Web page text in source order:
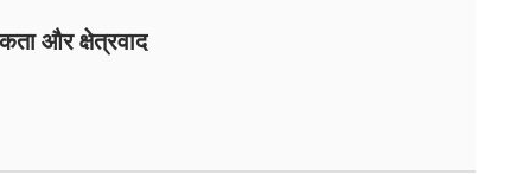
और क्षेत्रवाद